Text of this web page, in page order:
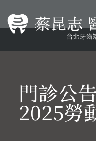
門診公
2025勞